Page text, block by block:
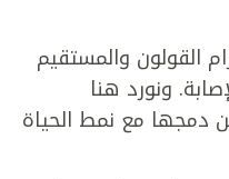
القولون والمستقيم
ونورد هنا
دمجها مع نمط الحياة